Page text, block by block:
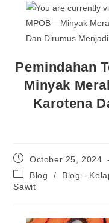
Pemindahan
Minyak
Karotena
October 25, 2024
Blog
/ Blog -
Sawit